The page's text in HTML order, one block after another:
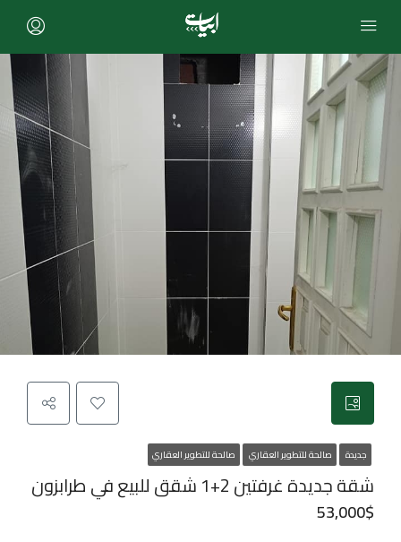
جديدة صالحة للتطوير العقاري صالحة للتطوير العقاري
شقة جديدة غرفتين 2+1 شقق للبيع في طرابزون
53,000$